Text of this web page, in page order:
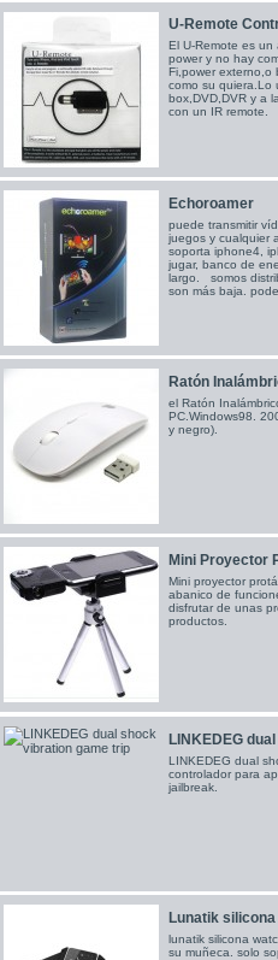
U-Remote
El U-Remote es
power y no hay
Fi,power externo,o
como su quiera.Lo
box,DVD,DVR y a
con un IR remote.
Echoroamer
puede transmitir
juegos y cualquier
soporta iphone4,
jugar, banco de
largo. somos
son más baja.
Ratón
el Ratón
PC.Windows98.
y negro).
Mini Proyector
Mini proyector
abanico de
disfrutar de unas
productos.
LINKEDEG
LINKEDEG dual
controlador para
jailbreak.
Lunatik
lunatik silicona
su muñeca. solo